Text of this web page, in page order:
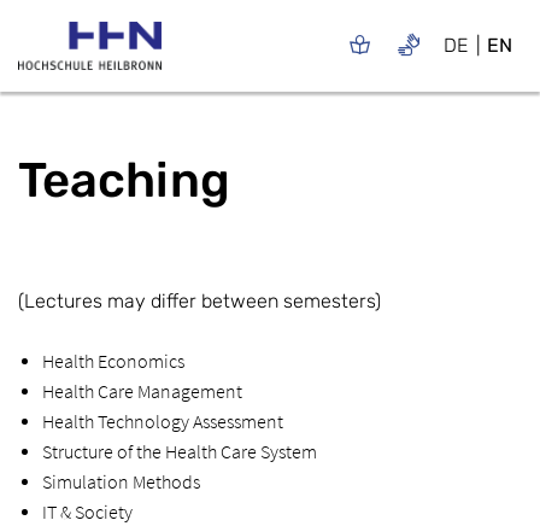
DE EN
Teaching
(Lectures may differ between semesters)
Health Economics
Health Care Management
Health Technology Assessment
Structure of the Health Care System
Simulation Methods
IT & Society